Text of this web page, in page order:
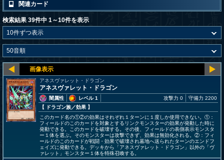
関連カード
検索結果 39件中 1～10件を表示
アネスヴァレット・ドラゴン
アネスヴァレット・ドラゴン
闇属性
レベル 1
【 ドラゴン族／効果 】
攻撃力 0 守備力 2200
このカード名の①②の効果はそれぞれ１ターンに１度しか使用できない。①：
フィールドのこのカードを対象とするリンクモンスターの効果が発動した時に
発動できる。このカードを破壊する。その後、フィールドの表側表示モンスタ
ー１体を選ぶ。そのモンスターは攻撃できず、効果は無効化される。②：フィ
ールドのこのカードが戦闘・効果で破壊され墓地へ送られたターンのエンドフ
ェイズに発動できる。デッキから「アネスヴァレット・ドラゴン」以外の「ヴ
ァレット」モンスター１体を特殊召喚する。